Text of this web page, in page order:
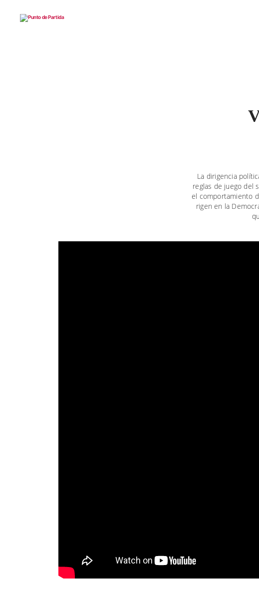
La dirigencia
reglas de juego del
el comportamiento
rigen en la